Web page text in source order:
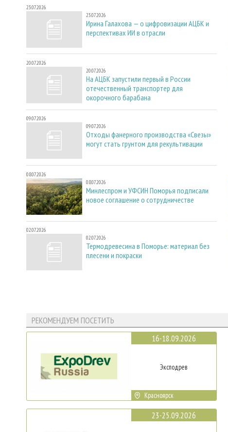
23.07.2026
23.07.2026
Ирина Галахова — о цифровизации АЦБК и
перспективах ИИ в отрасли
20.07.2026
20.07.2026
На АЦБК запустили первый в России
отечественный транспортер для
окорочного барабана
09.07.2026
09.07.2026
Отходы фанерного производства «Свезы»
могут стать грунтом для рекультивации
08.07.2026
08.07.2026
Минлеспром и УФСИН Поморья подписали
новое соглашение о сотрудничестве
02.07.2026
02.07.2026
Термодревесина в Поморье: материал без
плесени и покраски
РЕКОМЕНДУЕМ ПОСЕТИТЬ
16-18.09.2026
Эксподрев
Красноярск
23-25.09.2026